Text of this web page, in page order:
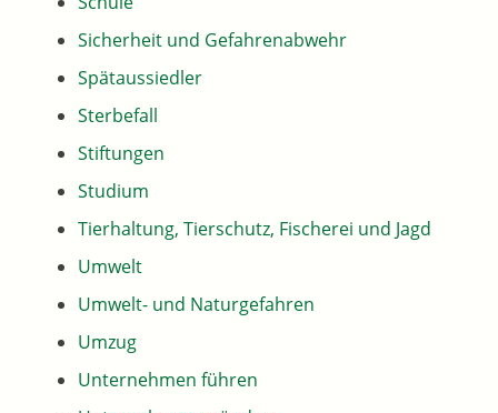
Sicherheit und Gefahrenabwehr
Spätaussiedler
Sterbefall
Stiftungen
Studium
Tierhaltung, Tierschutz, Fischerei und Jagd
Umwelt
Umwelt- und Naturgefahren
Umzug
Unternehmen führen